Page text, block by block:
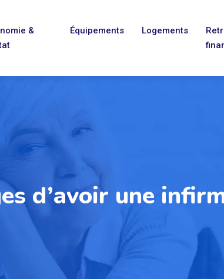
&
Équipements Logements
d’avoir une